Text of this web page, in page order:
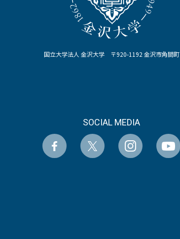
国立大学法人 金沢大学 〒920-1192 金沢市角間町
SOCIAL MEDIA